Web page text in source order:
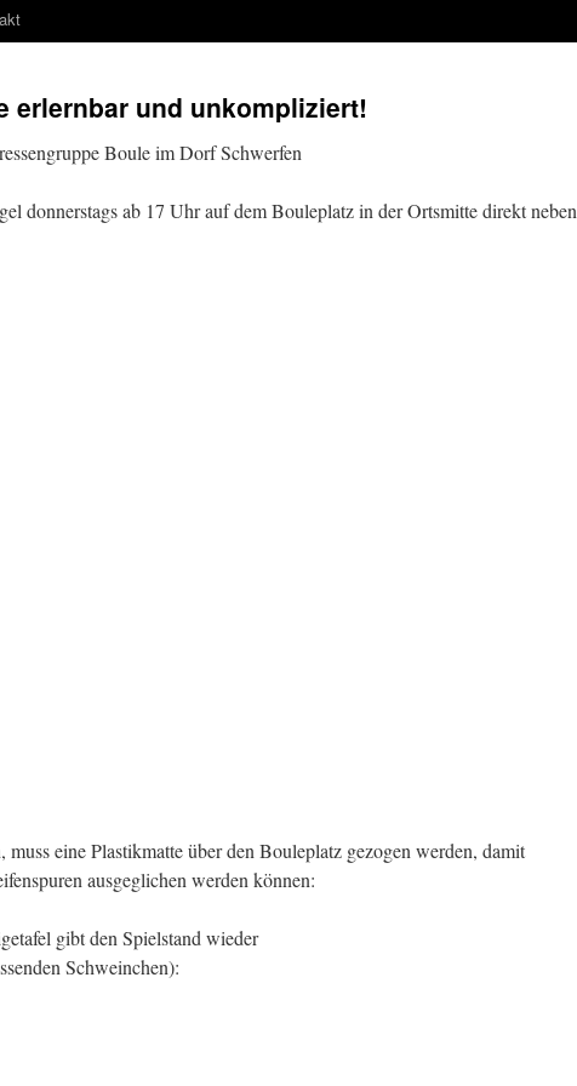
erlernbar und unkompliziert!
Boule im Dorf Schwerfen
donnerstags ab 17 Uhr auf dem Bouleplatz in der Ortsmitte direkt neben
eine Plastikmatte über den Bouleplatz gezogen werden, damit
ausgeglichen werden können:
gibt den Spielstand wieder
Schweinchen):